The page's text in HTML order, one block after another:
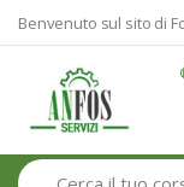
Benvenuto sul sito di
Search